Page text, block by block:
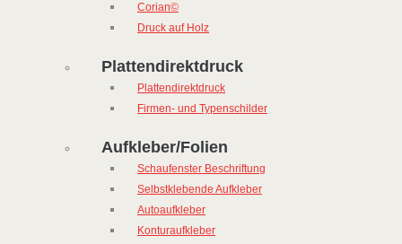
Corian©
Druck auf Holz
Plattendirektdruck
Plattendirektdruck
Firmen- und Typenschilder
Aufkleber/Folien
Schaufenster Beschriftung
Selbstklebende Aufkleber
Autoaufkleber
Konturaufkleber